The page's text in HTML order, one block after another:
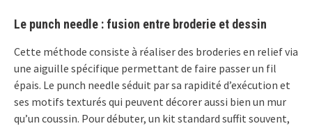
Le punch needle : fusion entre broderie et dessin
Cette méthode consiste à réaliser des broderies en relief via
une aiguille spécifique permettant de faire passer un fil
épais. Le punch needle séduit par sa rapidité d’exécution et
ses motifs texturés qui peuvent décorer aussi bien un mur
qu’un coussin. Pour débuter, un kit standard suffit souvent,